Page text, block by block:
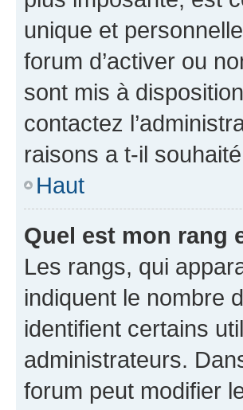
unique et
forum d’activer ou
sont mis à
contactez
raisons a t-il
Haut
Quel est mon rang
Les rangs, qui
indiquent le nombre
identifient certains
administrateurs.
forum peut modifier